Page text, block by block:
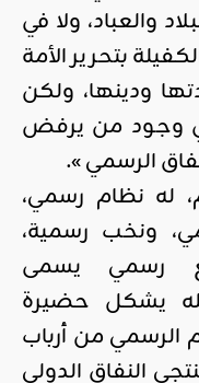
والعباد، ولا في
بتحرير الأمة
ودينها، ولكن
وجود من يرفض
الرسمي ».
له نظام رسمي،
ونخب رسمية،
رسمي يسمى
يشكل حضيرة
الرسمي من أرباب
النفاق الدولي